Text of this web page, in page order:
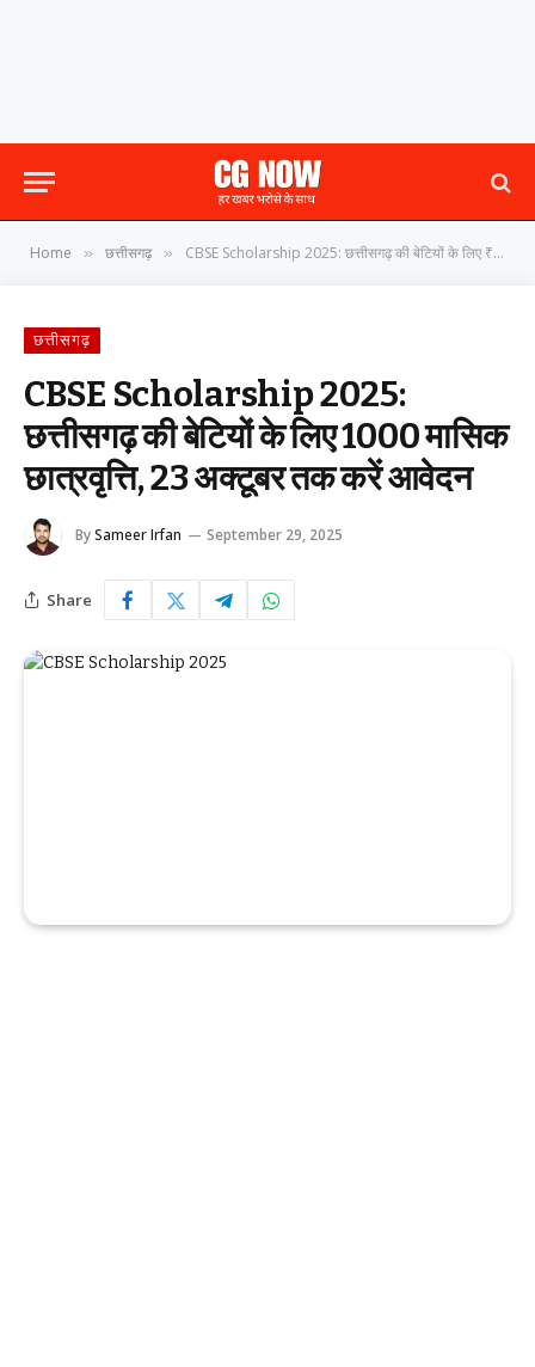
Home » छत्तीसगढ़ » CBSE Scholarship 2025: छत्तीसगढ़ की बेटियों के लिए ₹1000 मासिक छात्रवृत्ति, 23 अक्टूबर तक करें आवेदन
छत्तीसगढ़
CBSE Scholarship 2025:
छत्तीसगढ़ की बेटियों के लिए ₹1000 मासिक
छात्रवृत्ति, 23 अक्टूबर तक करें आवेदन
BySameer Irfan September 29, 2025
Share